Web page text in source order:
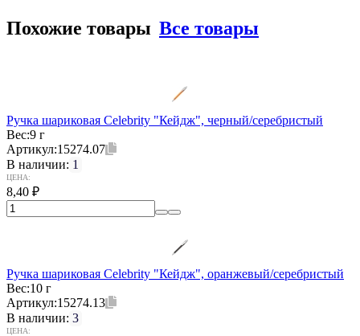
Похожие товары Все товары
Ручка шариковая Celebrity "Кейдж", черный/серебристый
Вес:9 г
Артикул:15274.07
В наличии: 1
ЦЕНА:
8,40 ₽
Ручка шариковая Celebrity "Кейдж", оранжевый/серебристый
Вес:10 г
Артикул:15274.13
В наличии: 3
ЦЕНА: